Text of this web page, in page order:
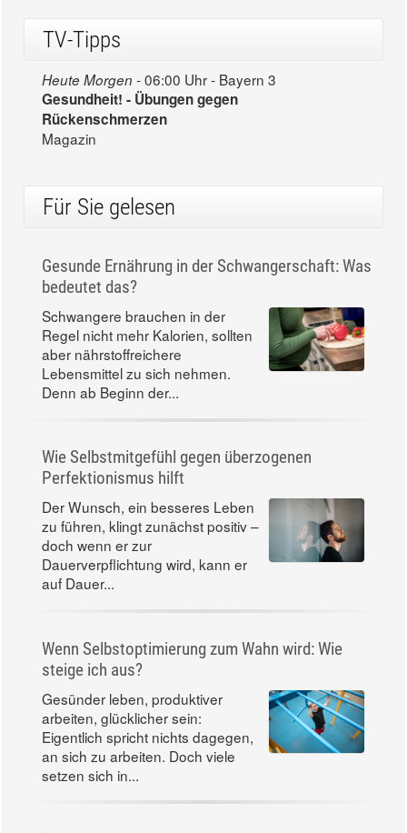
TV-Tipps
Heute Morgen -06:00 Uhr - Bayern 3
Gesundheit! - Übungen gegen
Rückenschmerzen
Magazin
Für Sie gelesen
Gesunde Ernährung in der Schwangerschaft: Was
bedeutet das?
Schwangere brauchen in der
Regel nicht mehr Kalorien, sollten
aber nährstoffreichere
Lebensmittel zu sich nehmen.
Denn ab Beginn der...
Wie Selbstmitgefühl gegen überzogenen
Perfektionismus hilft
Der Wunsch, ein besseres Leben
zu führen, klingt zunächst positiv –
doch wenn er zur
Dauerverpflichtung wird, kann er
auf Dauer...
Wenn Selbstoptimierung zum Wahn wird: Wie
steige ich aus?
Gesünder leben, produktiver
arbeiten, glücklicher sein:
Eigentlich spricht nichts dagegen,
an sich zu arbeiten. Doch viele
setzen sich in...